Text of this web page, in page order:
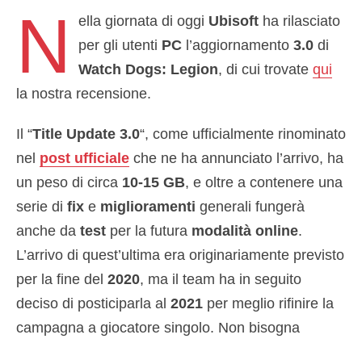
N ella giornata di oggi Ubisoft ha rilasciato
per gli utenti PC l’aggiornamento3.0 di
Watch Dogs: Legion, di cui trovatequi
la nostra recensione.
Il “Title Update 3.0“, come ufficialmente rinominato
nel post ufficiale che ne ha annunciato l’arrivo, ha
un peso di circa 10-15 GB, e oltre a contenere una
serie di fix e miglioramenti generali fungerà
anche da test per la futura modalità online.
L’arrivo di quest’ultima era originariamente previsto
per la fine del 2020, ma il team ha in seguito
deciso di posticiparla al 2021 per meglio rifinire la
campagna a giocatore singolo. Non bisogna